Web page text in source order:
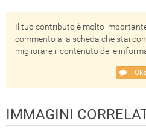
Il tuo contributo è molto
commento alla scheda che stai
migliorare il contenuto delle
IMMAGINI